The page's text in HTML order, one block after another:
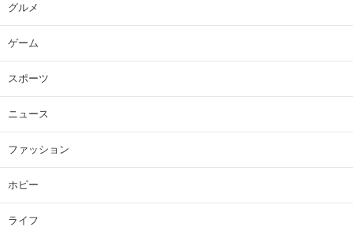
グルメ
ゲーム
スポーツ
ニュース
ファッション
ホビー
ライフ